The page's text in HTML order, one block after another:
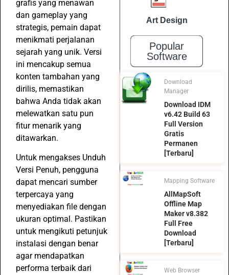
grafis yang menawan
dan gameplay yang
strategis, pemain dapat
menikmati perjalanan
sejarah yang unik. Versi
ini mencakup semua
konten tambahan yang
dirilis, memastikan
bahwa Anda tidak akan
melewatkan satu pun
fitur menarik yang
ditawarkan.
Untuk mengakses Unduh
Versi Penuh, pengguna
dapat mencari sumber
terpercaya yang
menyediakan file dengan
ukuran optimal. Pastikan
untuk mengikuti petunjuk
instalasi dengan benar
agar mendapatkan
performa terbaik dari
Art Design
Popular
Software
Download
Manager
Download IDM
v6.42 Build 63
Full Version
Gratis
Permanen
[Terbaru]
Mapping Software
AllMapSoft
Offline Map
Maker v8.382
Full Free
Download
[Terbaru]
Web Browser